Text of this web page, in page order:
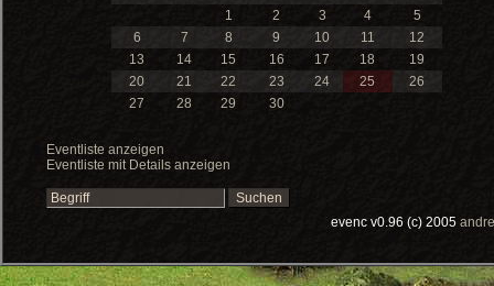
1
2 3 4
5
6
7 8 9 10 11
12
13
14 15 16 17 18
19
20
21 22 23 24 25
26
27
28 29 30
Eventliste anzeigen
Eventliste mit Details anzeigen
evenc v0.96 (c) 2005